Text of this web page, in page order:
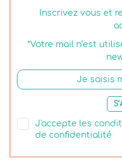
Inscrivez vous et
*Votre mail n’est
J'accepte les
de confidentialité